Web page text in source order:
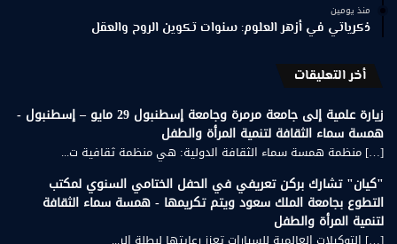
منذ يومين
ذكرياتي في أزهر العلوم: سنوات تكوين الروح والعقل
أخر التعليقات
زيارة علمية إلى جامعة مرمرة وجامعة إسطنبول 29 مايو – إسطنبول -
همسة سماء الثقافة لتنمية المرأة والطفل
[…] منظمة همسة سماء الثقافة الدولية: هي منظمة ثقافية ت...
"كيان" تشارك بركن تعريفي في الحفل الختامي السنوي لمكتب
التطوع بجامعة الملك سعود ويتم تكريمها - همسة سماء الثقافة
لتنمية المرأة والطفل